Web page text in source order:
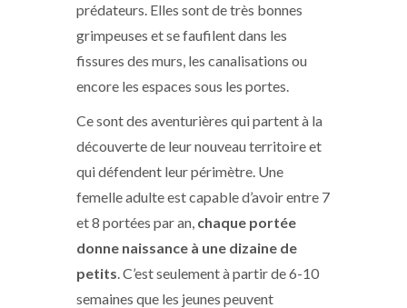
prédateurs. Elles sont de très bonnes
grimpeuses et se faufilent dans les
fissures des murs, les canalisations ou
encore les espaces sous les portes.
Ce sont des aventurières qui partent à la
découverte de leur nouveau territoire et
qui défendent leur périmètre. Une
femelle adulte est capable d’avoir entre 7
et 8 portées par an, chaque portée
donne naissance à une dizaine de
petits. C’est seulement à partir de 6-10
semaines que les jeunes peuvent